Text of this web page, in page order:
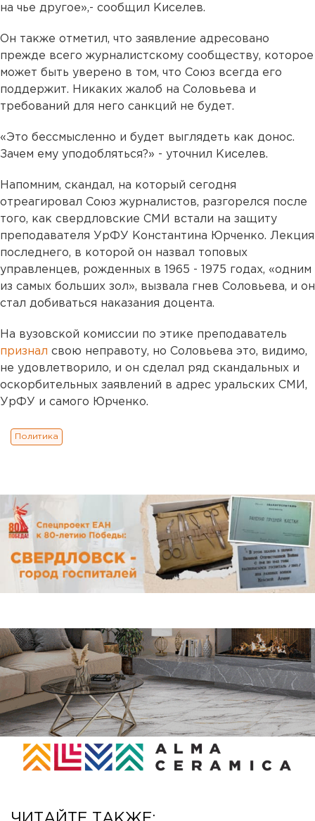
на чье другое»,- сообщил Киселев.
Он также отметил, что заявление адресовано
прежде всего журналистскому сообществу, которое
может быть уверено в том, что Союз всегда его
поддержит. Никаких жалоб на Соловьева и
требований для него санкций не будет.
«Это бессмысленно и будет выглядеть как донос.
Зачем ему уподобляться?» - уточнил Киселев.
Напомним, скандал, на который сегодня
отреагировал Союз журналистов, разгорелся после
того, как свердловские СМИ встали на защиту
преподавателя УрФУ Константина Юрченко. Лекция
последнего, в которой он назвал топовых
управленцев, рожденных в 1965 - 1975 годах, «одним
из самых больших зол», вызвала гнев Соловьева, и он
стал добиваться наказания доцента.
На вузовской комиссии по этике преподаватель
признал свою неправоту, но Соловьева это, видимо,
не удовлетворило, и он сделал ряд скандальных и
оскорбительных заявлений в адрес уральских СМИ,
УрФУ и самого Юрченко.
Политика